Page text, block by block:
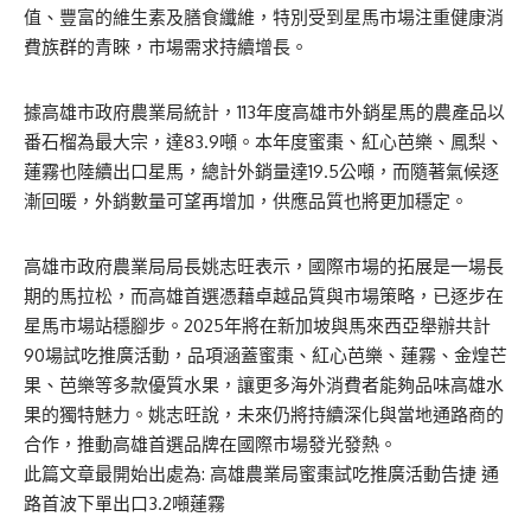
值、豐富的維生素及膳食纖維，特別受到星馬市場注重健康消
費族群的青睞，市場需求持續增長。
據高雄市政府農業局統計，113年度高雄市外銷星馬的農產品以
番石榴為最大宗，達83.9噸。本年度蜜棗、紅心芭樂、鳳梨、
蓮霧也陸續出口星馬，總計外銷量達19.5公噸，而隨著氣候逐
漸回暖，外銷數量可望再增加，供應品質也將更加穩定。
高雄市政府農業局局長姚志旺表示，國際市場的拓展是一場長
期的馬拉松，而高雄首選憑藉卓越品質與市場策略，已逐步在
星馬市場站穩腳步。2025年將在新加坡與馬來西亞舉辦共計
90場試吃推廣活動，品項涵蓋蜜棗、紅心芭樂、蓮霧、金煌芒
果、芭樂等多款優質水果，讓更多海外消費者能夠品味高雄水
果的獨特魅力。姚志旺說，未來仍將持續深化與當地通路商的
合作，推動高雄首選品牌在國際市場發光發熱。
此篇文章最開始出處為: 高雄農業局蜜棗試吃推廣活動告捷 通
路首波下單出口3.2噸蓮霧